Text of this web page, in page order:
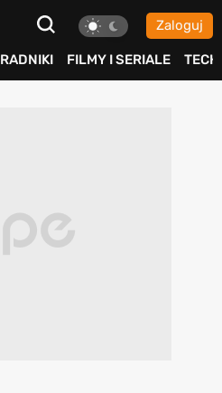
Zaloguj
FILMY I SERIALE TECH